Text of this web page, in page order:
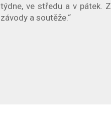
týdne, ve středu a v pátek.
závody a soutěže.“